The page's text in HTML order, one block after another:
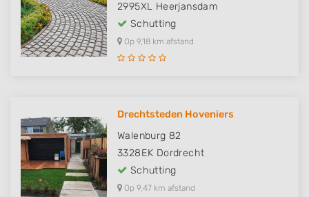
2995XL Heerjansdam
Schutting
Op 9,18 km afstand
Drechtsteden Hoveniers
Walenburg 82
3328EK Dordrecht
Schutting
Op 9,47 km afstand